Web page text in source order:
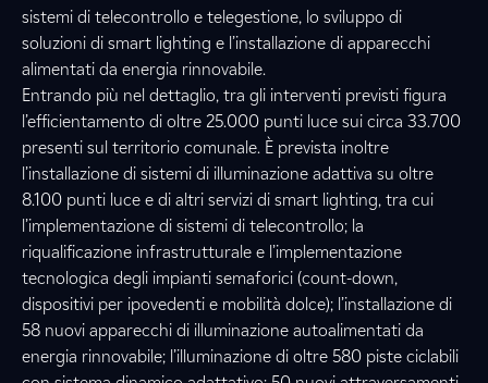
sistemi di telecontrollo e telegestione, lo sviluppo di
soluzioni di smart lighting e l’installazione di apparecchi
alimentati da energia rinnovabile.
Entrando più nel dettaglio, tra gli interventi previsti figura
l’efficientamento di oltre 25.000 punti luce sui circa 33.700
presenti sul territorio comunale. È prevista inoltre
l’installazione di sistemi di illuminazione adattiva su oltre
8.100 punti luce e di altri servizi di smart lighting, tra cui
l’implementazione di sistemi di telecontrollo; la
riqualificazione infrastrutturale e l’implementazione
tecnologica degli impianti semaforici (count-down,
dispositivi per ipovedenti e mobilità dolce); l’installazione di
58 nuovi apparecchi di illuminazione autoalimentati da
energia rinnovabile; l’illuminazione di oltre 580 piste ciclabili